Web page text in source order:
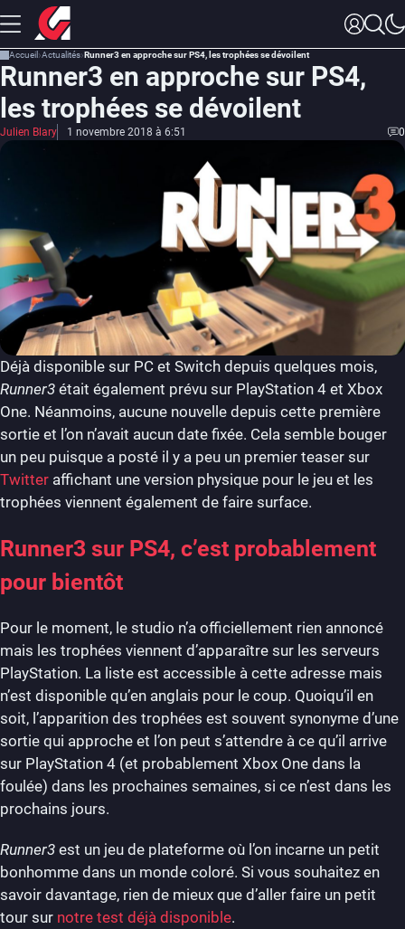
Accueil Actualités Runner3 en approche sur PS4, les trophées se dévoilent
Runner3 en approche sur PS4,
les trophées se dévoilent
Julien Blary 1 novembre 2018 à 6:51 0
Déjà disponible sur PC et Switch depuis quelques mois,
Runner3 était également prévu sur PlayStation 4 et Xbox
One. Néanmoins, aucune nouvelle depuis cette première
sortie et l’on n’avait aucun date fixée. Cela semble bouger
un peu puisque a posté il y a peu un premier teaser sur
Twitter affichant une version physique pour le jeu et les
trophées viennent également de faire surface.
Runner3 sur PS4, c’est probablement
pour bientôt
Pour le moment, le studio n’a officiellement rien annoncé
mais les trophées viennent d’apparaître sur les serveurs
PlayStation. La liste est accessible à cette adresse mais
n’est disponible qu’en anglais pour le coup. Quoiqu’il en
soit, l’apparition des trophées est souvent synonyme d’une
sortie qui approche et l’on peut s’attendre à ce qu’il arrive
sur PlayStation 4 (et probablement Xbox One dans la
foulée) dans les prochaines semaines, si ce n’est dans les
prochains jours.
Runner3 est un jeu de plateforme où l’on incarne un petit
bonhomme dans un monde coloré. Si vous souhaitez en
savoir davantage, rien de mieux que d’aller faire un petit
tour sur notre test déjà disponible.